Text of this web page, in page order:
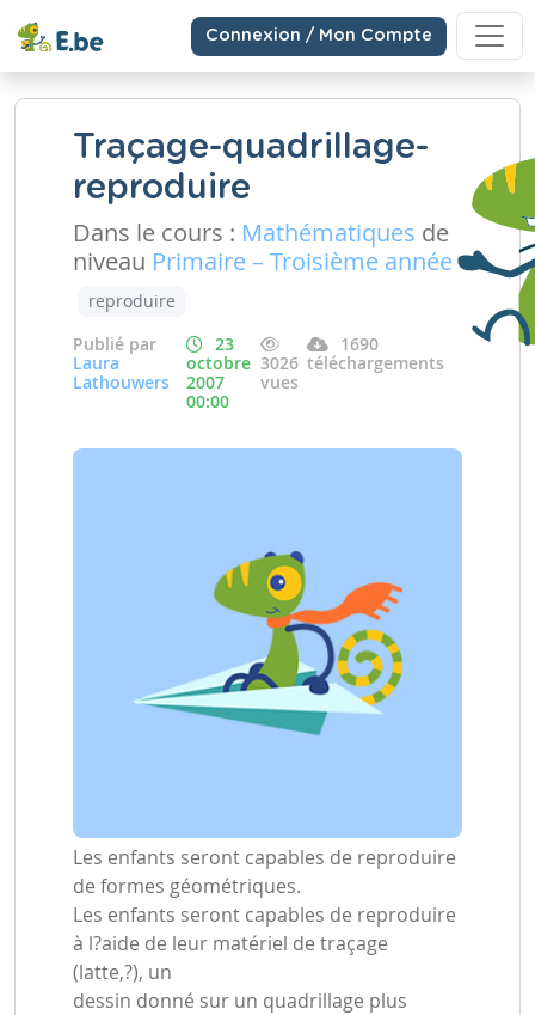
Connexion / Mon Compte
Traçage-quadrillage-
reproduire
Dans le cours : Mathématiques de
niveau Primaire – Troisième année
reproduire
Publié par
Laura
Lathouwers
23
octobre
2007
00:00
3026
vues
1690
téléchargements
Les enfants seront capables de reproduire
de formes géométriques.
Les enfants seront capables de reproduire
à l?aide de leur matériel de traçage
(latte,?), un
dessin donné sur un quadrillage plus